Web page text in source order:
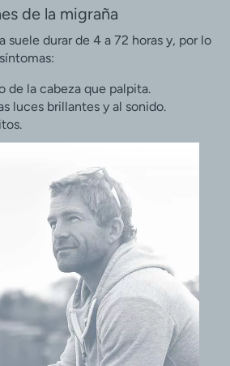
de la migraña
suele durar de 4 a 72 horas y, por lo
de la cabeza que palpita.
luces brillantes y al sonido.